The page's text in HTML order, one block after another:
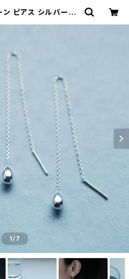
ン ピアス シルバー92
1/7